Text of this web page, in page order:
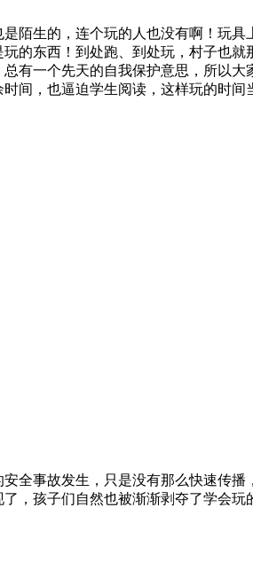
陌生的，连个玩的人也没有啊！玩
的东西！到处跑、到处玩，村子也
有一个先天的自我保护意思，所以
间，也逼迫学生阅读，这样玩的时
全事故发生，只是没有那么快速传
，孩子们自然也被渐渐剥夺了学会玩